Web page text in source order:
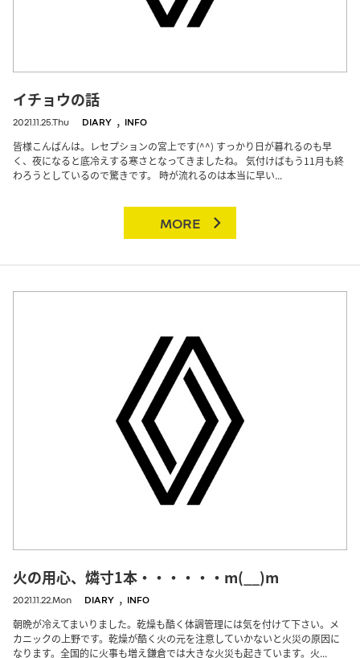
イチョウの話
2021.11.25.Thu DIARY , INFO
皆様こんばんは。レセプションの宮上です(^^) すっかり日が暮れるのも早
く、夜になると底冷えする寒さとなってきましたね。 気付けばもう11月も終
わろうとしているので驚きです。 時が流れるのは本当に早い...
MORE
火の用心、燐寸1本・・・・・・m(__)m
2021.11.22.Mon DIARY , INFO
朝晩が冷えてまいりました。乾燥も酷く体調管理には気を付けて下さい。メ
カニックの上野です。乾燥が酷く火の元を注意していかないと火災の原因に
なります。全国的に火事も増え鎌倉では大きな火災も起きています。火...